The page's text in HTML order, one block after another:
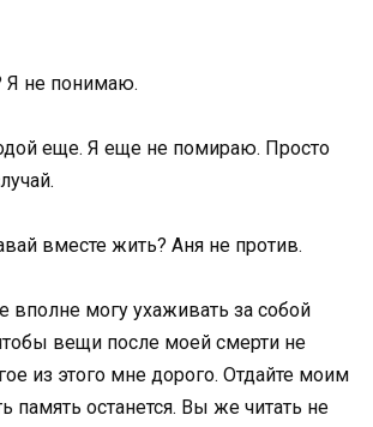
Я не понимаю.
еще. Я еще не помираю. Просто
вместе жить? Аня не против.
вполне могу ухаживать за собой
вещи после моей смерти не
из этого мне дорого. Отдайте моим
память останется. Вы же читать не